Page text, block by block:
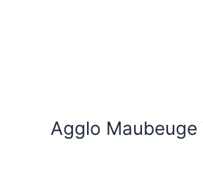
Agglo Maubeuge